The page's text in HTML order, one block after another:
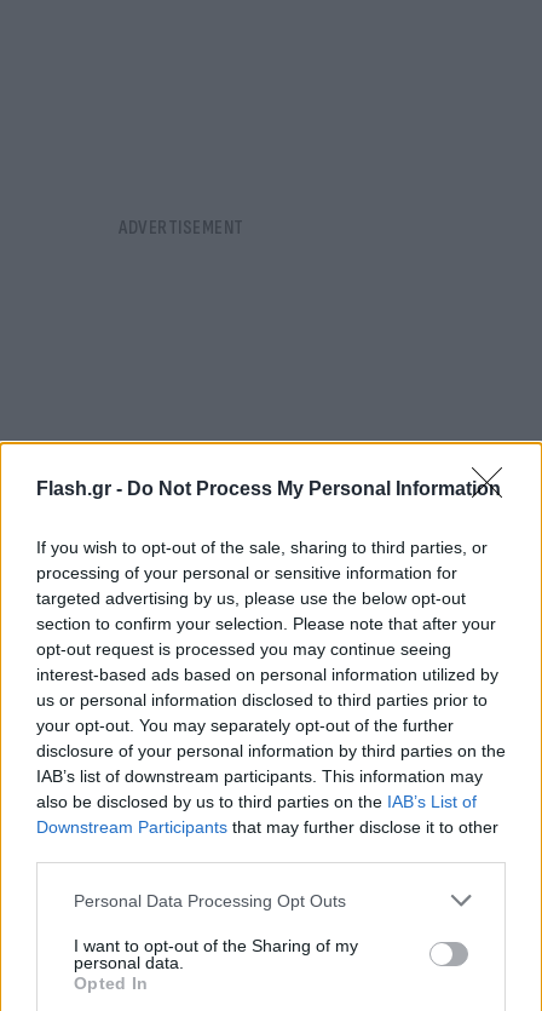
Flash.gr - Do Not Process My Personal Information
If you wish to opt-out of the sale, sharing to third parties, or
processing of your personal or sensitive information for
targeted advertising by us, please use the below opt-out
section to confirm your selection. Please note that after your
opt-out request is processed you may continue seeing
interest-based ads based on personal information utilized by
us or personal information disclosed to third parties prior to
your opt-out. You may separately opt-out of the further
disclosure of your personal information by third parties on the
IAB’s list of downstream participants. This information may
also be disclosed by us to third parties on the IAB’s List of
Downstream Participants that may further disclose it to other
Please note that this website/app uses one or more Google
not limited to your visit or usage behaviour. You may click to
grant or deny consent to Google and its third-party tags to
use your data for below specified purposes in below Google
Personal Data Processing Opt Outs
I want to opt-out of the Sharing of my
personal data.
Opted In